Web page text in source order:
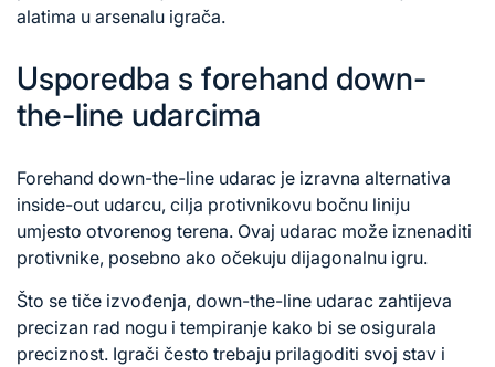
alatima u arsenalu igrača.
Usporedba s forehand down-
the-line udarcima
Forehand down-the-line udarac je izravna alternativa
inside-out udarcu, cilja protivnikovu bočnu liniju
umjesto otvorenog terena. Ovaj udarac može iznenaditi
protivnike, posebno ako očekuju dijagonalnu igru.
Što se tiče izvođenja, down-the-line udarac zahtijeva
precizan rad nogu i tempiranje kako bi se osigurala
preciznost. Igrači često trebaju prilagoditi svoj stav i